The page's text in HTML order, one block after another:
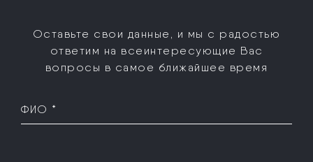
Оставьте свои данные, и мы с радостью
ответим на все интересующие Вас
вопросы в самое ближайшее время
ФИО *